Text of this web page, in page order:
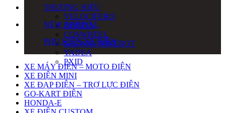
THƯƠNG HIỆU
VELOCIFERO
HONDA
COSWHEEL
SEGWAY NINEBOT
YADEA
PXID
NEW ARRIVAL
PHỤ KIỆN XE ĐIỆN
XE MÁY ĐIỆN – MOTO ĐIỆN
XE ĐIỆN MINI
XE ĐẠP ĐIỆN – TRỢ LỰC ĐIỆN
GO-KART ĐIỆN
HONDA-E